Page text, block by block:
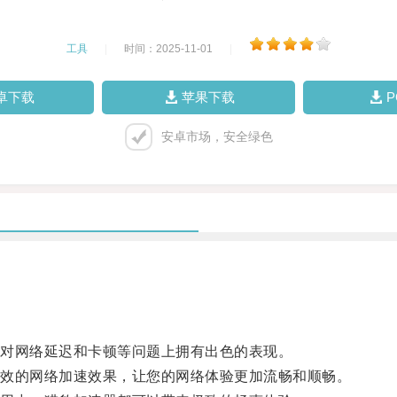
工具 时间：2025-11-01
下载 苹果下载
安卓市场，安全绿色
络延迟和卡顿等问题上拥有出色的表现。
网络加速效果，让您的网络体验更加流畅和顺畅。